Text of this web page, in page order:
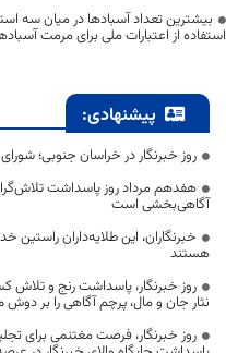
بیشترین تعداد آسبادها در میان سه
استفاده از اعتبارات ملی برای مرمت
پیشنهادی:
روز خبرنگار در خراسان جنوبی؛
هفدهم مرداد روز پاسداشت
آگاهی‌بخشی است
خبرنگاران، این طلایه‌داران
هستند
روز خبرنگار، پاسداشت رنج و تلاش
نثار جان و مال، پرچم آگاهی را بر
روز خبرنگار، فرصت مغتنمی برای